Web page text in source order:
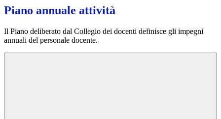
Piano annuale attività
Il Piano deliberato dal Collegio dei docenti definisce gli impegni
annuali del personale docente.